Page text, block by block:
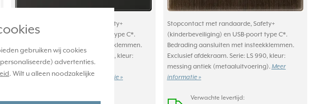
gebruiken wij cookies
advertenties.
. Wilt u alleen noodzakelijke
Stopcontact met randaarde, Safety+
(kinderbeveiliging) en USB-poort type C*.
Bedrading aansluiten met insteekklemmen.
Exclusief afdekraam. Serie: LS 990, kleur:
antraciet gelakt aluminium
(metaaluitvoering).Meer informatie »
Stopcontact met randaarde, Safety+
(kinderbeveiliging) en USB-poort type C*.
Bedrading aansluiten met insteekklemmen.
Exclusief afdekraam. Serie: LS 990, kleur:
messing antiek (metaaluitvoering). Meer
informatie »
Verwachte levertijd: